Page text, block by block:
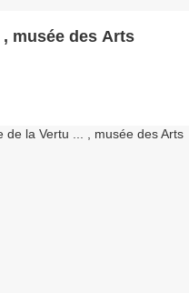
musée des Arts